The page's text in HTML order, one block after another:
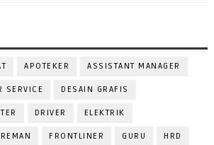
APOTEKER ASSISTANT MANAGER
SERVICE DESAIN GRAFIS
DRIVER ELEKTRIK
FRONTLINER GURU HRD